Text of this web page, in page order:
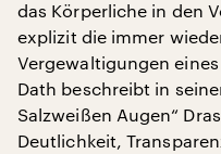
das Körperliche in den
explizit die immer
Vergewaltigungen
Dath beschreibt in
Salzweißen Augen“
Deutlichkeit,